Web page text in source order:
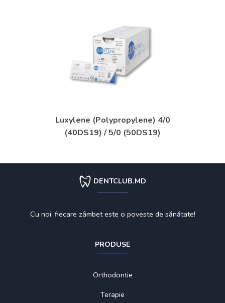
Luxylene (Polypropylene) 4/0
(40DS19) / 5/0 (50DS19)
DENTCLUB.MD
Cu noi, fiecare zâmbet este o poveste de sănătate!
PRODUSE
Orthodontie
Terapie